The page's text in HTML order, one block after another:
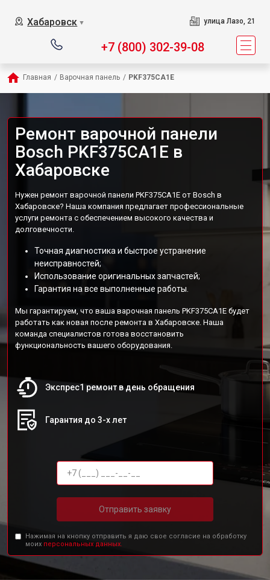
Хабаровск ▼ улица Лазо, 21
+7 (800) 302-39-08
Главная / Варочная панель / PKF375CA1E
Ремонт варочной панели
Bosch PKF375CA1E в
Хабаровске
Нужен ремонт варочной панели PKF375CA1E от Bosch в
Хабаровске? Наша компания предлагает профессиональные
услуги ремонта с обеспечением высокого качества и
долговечности.
Точная диагностика и быстрое устранение
неисправностей;
Использование оригинальных запчастей;
Гарантия на все выполненные работы.
Мы гарантируем, что ваша варочная панель PKF375CA1E будет
работать как новая после ремонта в Хабаровске. Наша
команда специалистов готова восстановить
функциональность вашего оборудования.
Экспрес1 ремонт в день обращения
Гарантия до 3-х лет
Отправить заявку
Нажимая на кнопку отправить я даю свое согласие на обработку
моих персональных данных.